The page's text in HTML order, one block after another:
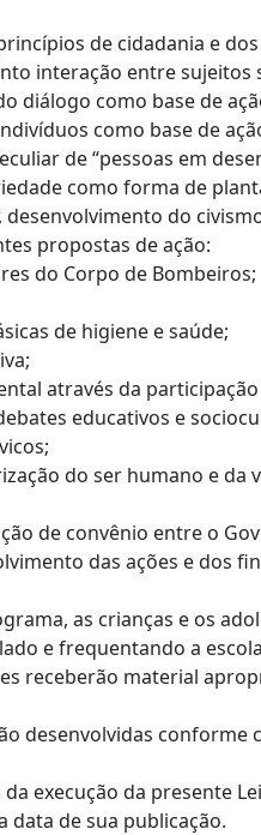
de cidadania e
interação entre sujeitos
diálogo como base de
como base de
de “pessoas em
como forma de
do
propostas de ação:
do Corpo de Bombeiros;
de higiene e saúde;
através da
educativos e
do ser humano e da
de convênio entre o
das ações e dos
as crianças e os
e frequentando a
receberão material
desenvolvidas
da execução da presente
data de sua publicação.